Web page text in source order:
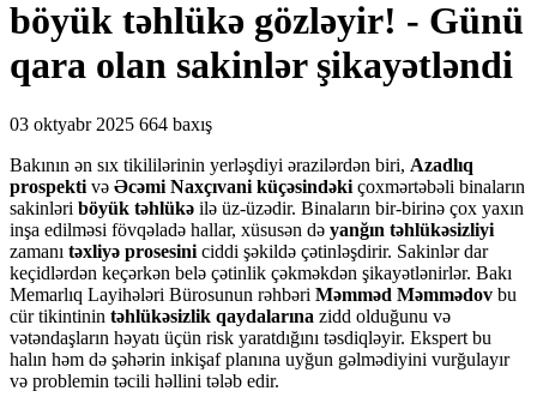
böyük təhlükə gözləyir! - Günü
qara olan sakinlər şikayətləndi
03 oktyabr 2025 664 baxış
Bakının ən sıx tikililərinin yerləşdiyi ərazilərdən biri, Azadlıq
prospekti və Əcəmi Naxçıvani küçəsindəki çoxmərtəbəli binaların
sakinləri böyük təhlükə ilə üz-üzədir. Binaların bir-birinə çox yaxın
inşa edilməsi fövqəladə hallar, xüsusən də yanğın təhlükəsizliyi
zamanı təxliyə prosesini ciddi şəkildə çətinləşdirir. Sakinlər dar
keçidlərdən keçərkən belə çətinlik çəkməkdən şikayətlənirlər. Bakı
Memarlıq Layihələri Bürosunun rəhbəri Məmməd Məmmədov bu
cür tikintinin təhlükəsizlik qaydalarına zidd olduğunu və
vətəndaşların həyatı üçün risk yaratdığını təsdiqləyir. Ekspert bu
halın həm də şəhərin inkişaf planına uyğun gəlmədiyini vurğulayır
və problemin təcili həllini tələb edir.